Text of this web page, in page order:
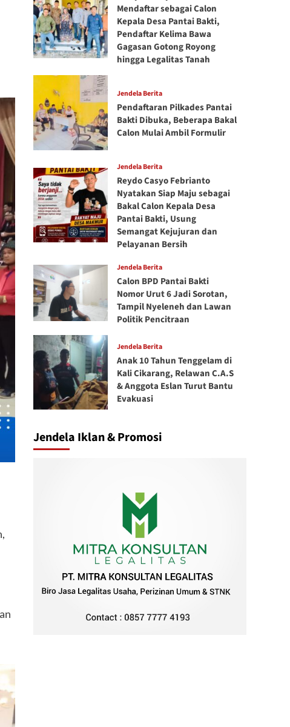
Mendaftar sebagai Calon
Kepala Desa Pantai Bakti,
Pendaftar Kelima Bawa
Gagasan Gotong Royong
hingga Legalitas Tanah
Jendela Berita
Pendaftaran Pilkades Pantai
Bakti Dibuka, Beberapa Bakal
Calon Mulai Ambil Formulir
Jendela Berita
Reydo Casyo Febrianto
Nyatakan Siap Maju sebagai
Bakal Calon Kepala Desa
Pantai Bakti, Usung
Semangat Kejujuran dan
Pelayanan Bersih
Jendela Berita
Calon BPD Pantai Bakti
Nomor Urut 6 Jadi Sorotan,
Tampil Nyeleneh dan Lawan
Politik Pencitraan
Jendela Berita
Anak 10 Tahun Tenggelam di
Kali Cikarang, Relawan C.A.S
& Anggota Eslan Turut Bantu
Evakuasi
Jendela Iklan & Promosi